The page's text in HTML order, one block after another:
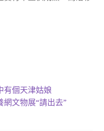
有個天津姑娘
文物展“請出去”